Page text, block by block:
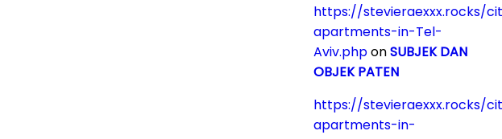
https://stevieraexxx.rocks/
apartments-in-Tel-
Aviv.phponSUBJEK DAN
OBJEK PATEN
https://stevieraexxx.rocks/
apartments-in-